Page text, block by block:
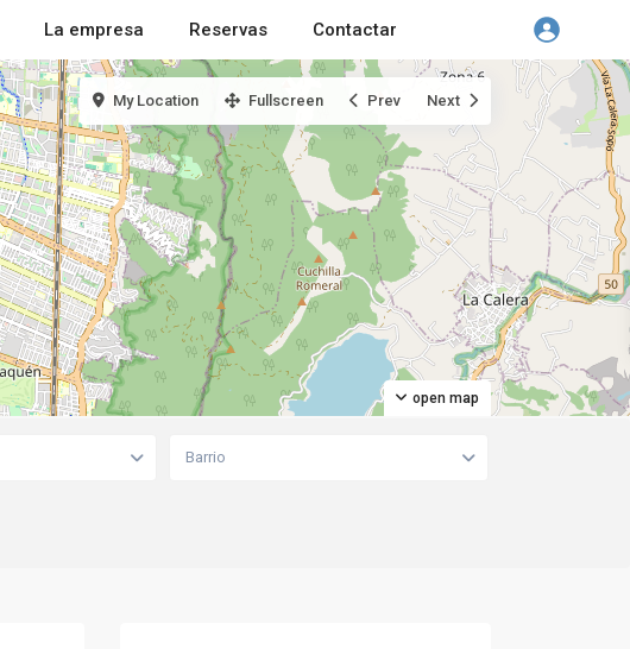
La empresa Reservas Contactar
open map
My Location Fullscreen Prev Next
Barrio